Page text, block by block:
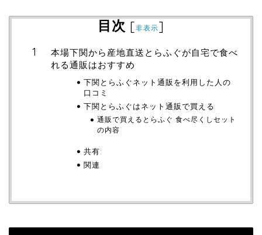
目次 [非表示]
本場下関から産地直送とらふぐが自宅で食べ
れる通販はおすすめ
下関とらふぐネット通販を利用した人の
口コミ
下関とらふぐはネット通販で買える
通販で買えるとらふぐ 食べ尽くしセット
の内容
共有:
関連